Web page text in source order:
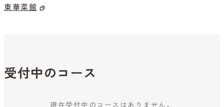
東華菜館
受付中のコース
現在受付中のコースはありません。